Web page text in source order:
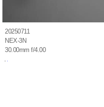
20250711
NEX-3N
30.00mm f/4.00